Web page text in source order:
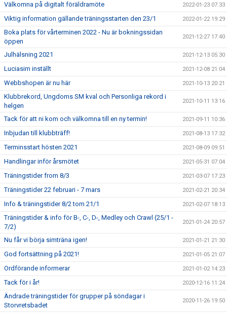
Välkomna på digitalt föräldramöte 2022-01-23 07:33
Viktig information gällande träningsstarten den 23/1 2022-01-22 19:29
Boka plats för vårterminen 2022 - Nu är bokningssidan
öppen
2021-12-27 17:40
Julhälsning 2021 2021-12-13 05:30
Luciasim inställt 2021-12-08 21:04
Webbshopen är nu här 2021-10-13 20:21
Klubbrekord, Ungdoms SM kval och Personliga rekord i
helgen
2021-10-11 13:16
Tack för att ni kom och välkomna till en ny termin! 2021-09-11 10:36
Inbjudan till klubbträff! 2021-08-13 17:32
Terminsstart hösten 2021 2021-08-09 09:51
Handlingar inför årsmötet 2021-05-31 07:04
Träningstider from 8/3 2021-03-07 17:23
Träningstider 22 februari - 7 mars 2021-02-21 20:34
Info & träningstider 8/2 tom 21/1 2021-02-07 18:13
Träningstider & info för B-, C-, D-, Medley och Crawl (25/1 -
7/2)
2021-01-24 20:57
Nu får vi börja simträna igen! 2021-01-21 21:30
God fortsättning på 2021! 2021-01-05 21:07
Ordförande informerar 2021-01-02 14:23
Tack för i år! 2020-12-16 11:24
Ändrade träningstider för grupper på söndagar i
Storvretsbadet
2020-11-26 19:50